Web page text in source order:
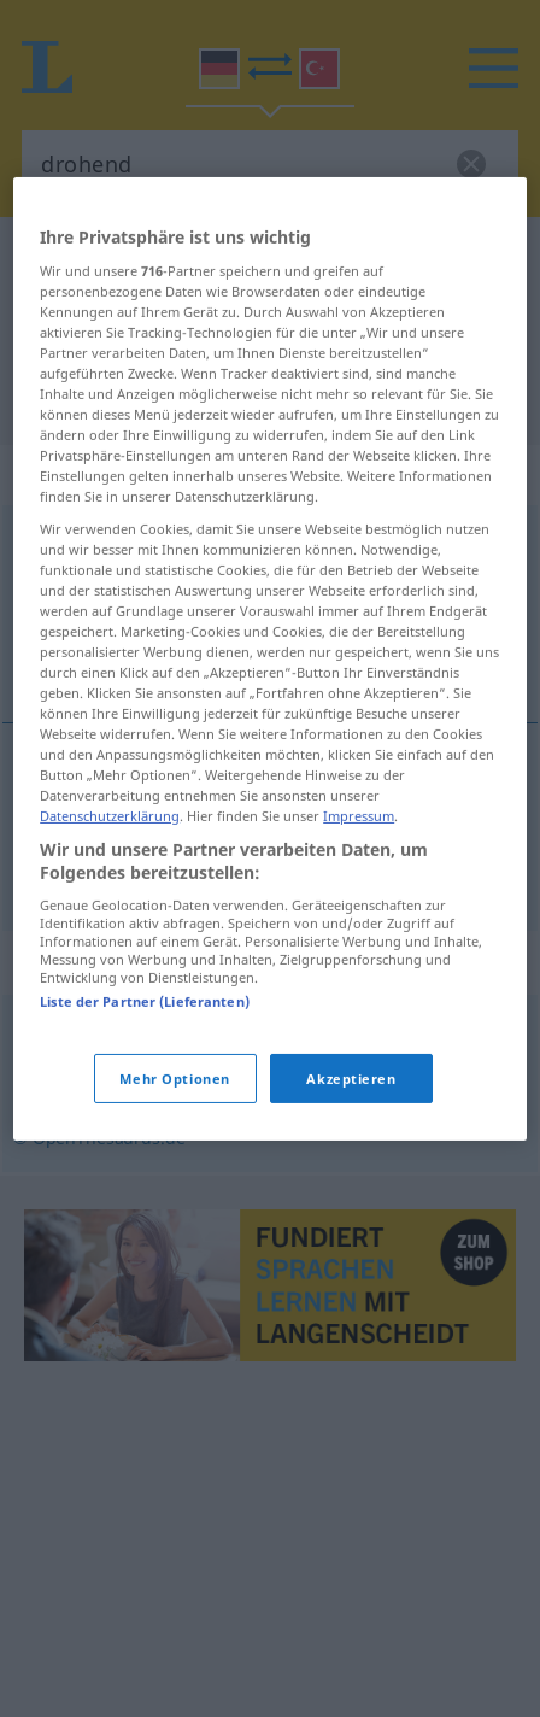
Deutsch-Türkisch Wörterbuch
Deutsch-Türkisch Übersetzung für
"drohend"
"drohend" Türkisch Übersetzung
„drohend“: Adjektiv, adjektivisch
drohendadj
Übersicht aller Übersetzungen
(Für mehr Details die Übersetzung anklicken/antippen)
kapıdaki tehlike
Beispiele
drohendeGefahr
kapıdakitehlike
Synonyme für "drohend"
© OpenThesaurus.de
Ihre Privatsphäre ist uns wichtig
Wir und unsere716-Partner speichern und greifen auf
personenbezogene Daten wie Browserdaten oder eindeutige
Kennungen auf Ihrem Gerät zu. Durch Auswahl von Akzeptieren
aktivieren Sie Tracking-Technologien für die unter „Wir und unsere
Partner verarbeiten Daten, um Ihnen Dienste bereitzustellen“
aufgeführten Zwecke. Wenn Tracker deaktiviert sind, sind manche
Inhalte und Anzeigen möglicherweise nicht mehr so relevant für Sie. Sie
können dieses Menü jederzeit wieder aufrufen, um Ihre Einstellungen zu
ändern oder Ihre Einwilligung zu widerrufen, indem Sie auf den Link
Privatsphäre-Einstellungen am unteren Rand der Webseite klicken. Ihre
Einstellungen gelten innerhalb unseres Website. Weitere Informationen
finden Sie in unserer Datenschutzerklärung.
Wir verwenden Cookies, damit Sie unsere Webseite bestmöglich nutzen
und wir besser mit Ihnen kommunizieren können. Notwendige,
funktionale und statistische Cookies, die für den Betrieb der Webseite
und der statistischen Auswertung unserer Webseite erforderlich sind,
werden auf Grundlage unserer Vorauswahl immer auf Ihrem Endgerät
gespeichert. Marketing-Cookies und Cookies, die der Bereitstellung
personalisierter Werbung dienen, werden nur gespeichert, wenn Sie uns
durch einen Klick auf den „Akzeptieren“-Button Ihr Einverständnis
geben. Klicken Sie ansonsten auf „Fortfahren ohne Akzeptieren“. Sie
können Ihre Einwilligung jederzeit für zukünftige Besuche unserer
Webseite widerrufen. Wenn Sie weitere Informationen zu den Cookies
und den Anpassungsmöglichkeiten möchten, klicken Sie einfach auf den
Button „Mehr Optionen“. Weitergehende Hinweise zu der
Datenverarbeitung entnehmen Sie ansonsten unserer
Datenschutzerklärung. Hier finden Sie unserImpressum.
Wir und unsere Partner verarbeiten Daten, um
Folgendes bereitzustellen:
Genaue Geolocation-Daten verwenden. Geräteeigenschaften zur
Identifikation aktiv abfragen. Speichern von und/oder Zugriff auf
Informationen auf einem Gerät. Personalisierte Werbung und Inhalte,
Messung von Werbung und Inhalten, Zielgruppenforschung und
Entwicklung von Dienstleistungen.
Liste der Partner (Lieferanten)
Mehr Optionen Akzeptieren